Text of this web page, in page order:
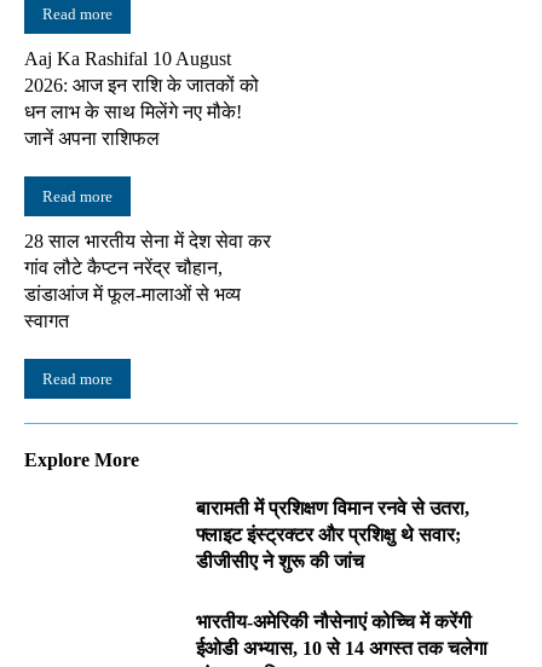
Read more
Aaj Ka Rashifal 10 August
2026: आज इन राशि के जातकों को
धन लाभ के साथ मिलेंगे नए मौके!
जानें अपना राशिफल
Read more
28 साल भारतीय सेना में देश सेवा कर
गांव लौटे कैप्टन नरेंद्र चौहान,
डांडाआंज में फूल-मालाओं से भव्य
स्वागत
Read more
Explore More
बारामती में प्रशिक्षण विमान रनवे से उतरा,
फ्लाइट इंस्ट्रक्टर और प्रशिक्षु थे सवार;
डीजीसीए ने शुरू की जांच
भारतीय-अमेरिकी नौसेनाएं कोच्चि में करेंगी
ईओडी अभ्यास, 10 से 14 अगस्त तक चलेगा